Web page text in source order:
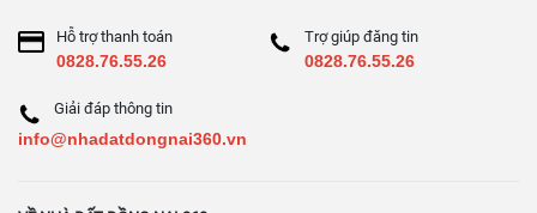
Hỗ trợ thanh toán
0828.76.55.26
Trợ giúp đăng tin
0828.76.55.26
Giải đáp thông tin
info@nhadatdongnai360.vn